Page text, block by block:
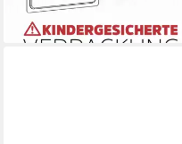
(1,01 €/ 1 Stk)
lieferbar - in 2-3 Werktagen bei dir